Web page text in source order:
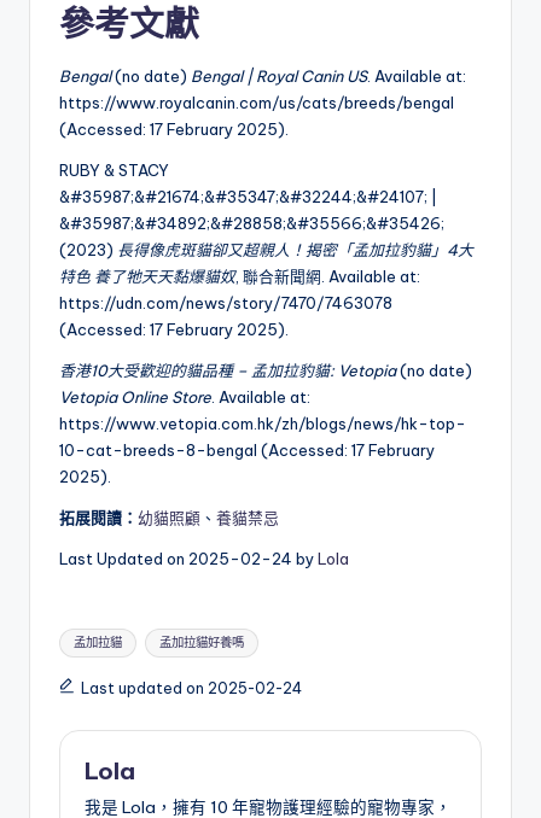
參考文獻
Bengal(no date) Bengal | Royal Canin US. Available at:
https://www.royalcanin.com/us/cats/breeds/bengal
(Accessed: 17 February 2025).
RUBY & STACY
&#35987;&#21674;&#35347;&#32244;&#24107; |
&#35987;&#34892;&#28858;&#35566;&#35426;
(2023) 長得像虎斑貓卻又超親人！揭密「孟加拉豹貓」4大
特色 養了牠天天黏爆貓奴, 聯合新聞網. Available at:
https://udn.com/news/story/7470/7463078
(Accessed: 17 February 2025).
香港10大受歡迎的貓品種 – 孟加拉豹貓: Vetopia(no date)
Vetopia Online Store. Available at:
https://www.vetopia.com.hk/zh/blogs/news/hk-top-
10-cat-breeds-8-bengal (Accessed: 17 February
2025).
拓展閱讀： 幼貓照顧 、 養貓禁忌
Last Updated on 2025-02-24 byLola
Tags:
孟加拉貓 孟加拉貓好養嗎
Last updated on 2025-02-24
Lola
我是 Lola，擁有 10 年寵物護理經驗的寵物專家，